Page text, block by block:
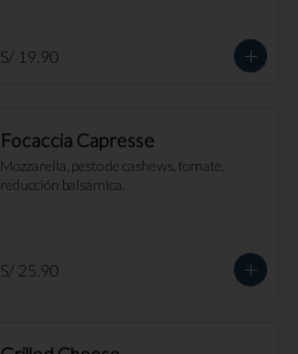
S/ 19.90
Focaccia Capresse
Mozzarella, pesto de cashews, tomate,
reducción balsámica.
S/ 25.90